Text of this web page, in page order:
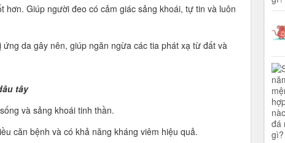
Giúp người đeo có cảm giác sảng khoái, tự tin và luôn
da gây nên, giúp ngăn ngừa các tia phát xạ từ đất và
tây
và sảng khoái tinh thần.
căn bệnh và có khả năng kháng viêm hiệu quả.